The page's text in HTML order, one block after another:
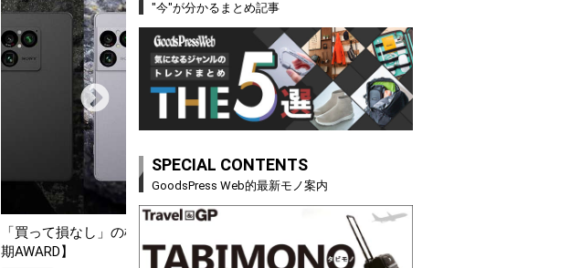
「買って損なし」の極上スマホ5選【GoodsPress 2026上半
期AWARD】
SHOCK「GRAVITYMASTER」
"今"が分かるまとめ記事
SPECIAL CONTENTS
GoodsPress Web的最新モノ案内